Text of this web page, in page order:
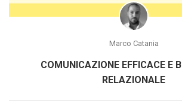
Marco Catania
COMUNICAZIONE EFFICACE E
RELAZIONALE